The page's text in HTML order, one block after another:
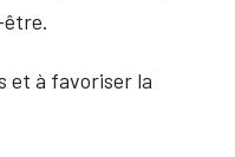
et à favoriser la